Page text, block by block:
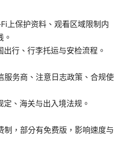
上保护资料、观看区域限制内
。
行、行李托运与安检流程。
服务商、注意日志政策、合规使
、海关与出入境法规。
制，部分有免费版，影响速度与